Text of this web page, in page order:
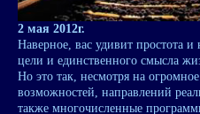
2 мая 2012г.
Наверное, вас удивит простота
цели и единственного смысла
Но это так, несмотря на
возможностей, направлений
также многочисленные